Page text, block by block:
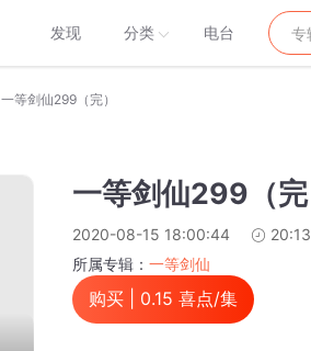
发现 分类 电台
一等剑仙299（完）
一等剑仙299（完
2020-08-15 18:00:44
20:13
所属专辑： 一等剑仙
购买 | 0.15 喜点/集